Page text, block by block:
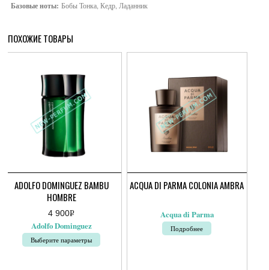
Базовые ноты:Бобы Тонка, Кедр, Ладанник
ПОХОЖИЕ ТОВАРЫ
ADOLFO DOMINGUEZ BAMBU
HOMBRE
4 900Р
УБ.
Adolfo Dominguez
Выберите параметры
ACQUA DI PARMA COLONIA AMBRA
Acqua di Parma
Подробнее